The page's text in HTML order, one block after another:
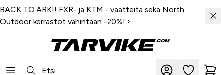
BACK TO ARKI! FXR- ja KTM - vaatteita sekä North
Outdoor kerrastot vähintään -20%! ›